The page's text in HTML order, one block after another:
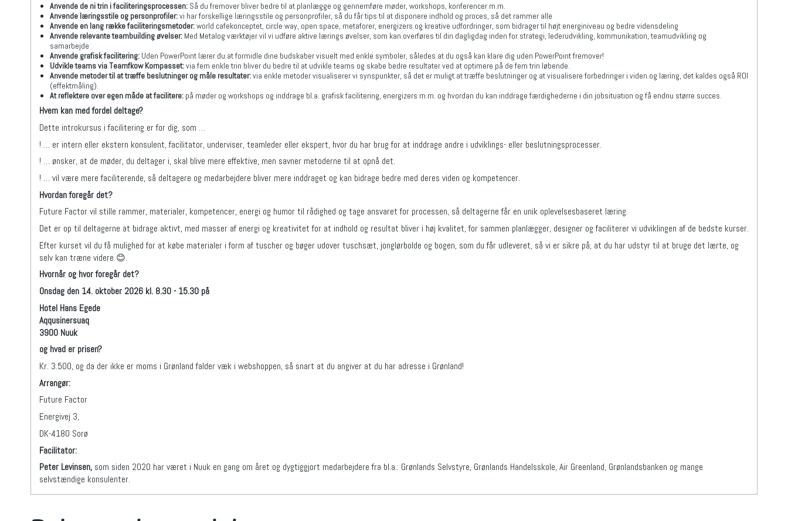
Anvende de ni trin i faciliteringsprocessen:Så du fremover bliver bedre til at planlægge og gennemføre møder, workshops, konferencer m.m.
Anvende læringsstile og personprofiler:vi har forskellige læringsstile og personprofiler, så du får tips til at disponere indhold og proces, så det rammer alle
Anvende en lang række faciliteringsmetoder:world cafekonceptet, circle way, open space, metaforer, energizers og kreative udfordringer, som bidrager til højt energiniveau og bedre vidensdeling
Anvende relevante teambuilding øvelser:Med Metalog værktøjer vil vi udføre aktive lærings øvelser, som kan overføres til din dagligdag inden for strategi, lederudvikling, kommunikation, teamudvikling og
samarbejde
Anvende grafisk facilitering:Uden PowerPoint lærer du at formidle dine budskaber visuelt med enkle symboler, således at du også kan klare dig uden PowerPoint fremover!
Udvikle teams via Teamfkow Kompasset:via fem enkle trin bliver du bedre til at udvikle teams og skabe bedre resultater ved at optimere på de fem trin løbende.
Anvende metoder til at træffe beslutninger og måle resultater:via enkle metoder visualiserer vi synspunkter, så det er muligt at træffe beslutninger og at visualisere forbedringer i viden og læring, det kaldes også ROI
(effektmåling).
At reflektere over egen måde at facilitere:på møder og workshops og inddrage bl.a. grafisk facilitering, energizers m.m. og hvordan du kan inddrage færdighederne i din jobsituation og få endnu større succes.
Hvem kan med fordel deltage?
Dette introkursus i facilitering er for dig, som …
! … er intern eller ekstern konsulent, facilitator, underviser, teamleder eller ekspert, hvor du har brug for at inddrage andre i udviklings- eller beslutningsprocesser.
! … ønsker, at de møder, du deltager i, skal blive mere effektive, men savner metoderne til at opnå det.
! … vil være mere faciliterende, så deltagere og medarbejdere bliver mere inddraget og kan bidrage bedre med deres viden og kompetencer.
Hvordan foregår det?
Future Factor vil stille rammer, materialer, kompetencer, energi og humor til rådighed og tage ansvaret for processen, så deltagerne får en unik oplevelsesbaseret læring.
Det er op til deltagerne at bidrage aktivt, med masser af energi og kreativitet for at indhold og resultat bliver i høj kvalitet, for sammen planlægger, designer og faciliterer vi udviklingen af de bedste kurser.
Efter kurset vil du få mulighed for at købe materialer i form af tuscher og bøger udover tuschsæt, jonglørbolde og bogen, som du får udleveret, så vi er sikre på, at du har udstyr til at bruge det lærte, og
selv kan træne videre 😊.
Hvornår og hvor foregår det?
Onsdag den 14. oktober 2026 kl. 8.30 - 15.30 på
Hotel Hans Egede
Aqqusinersuaq
3900 Nuuk
og hvad er prisen?
Kr. 3.500, og da der ikke er moms i Grønland falder væk i webshoppen, så snart at du angiver at du har adresse i Grønland!
Arrangør:
Future Factor
Energivej 3,
DK-4180 Sorø
Facilitator:
Peter Levinsen, som siden 2020 har været i Nuuk en gang om året og dygtiggjort medarbejdere fra bl.a.: Grønlands Selvstyre, Grønlands Handelsskole, Air Greenland, Grønlandsbanken og mange
selvstændige konsulenter.